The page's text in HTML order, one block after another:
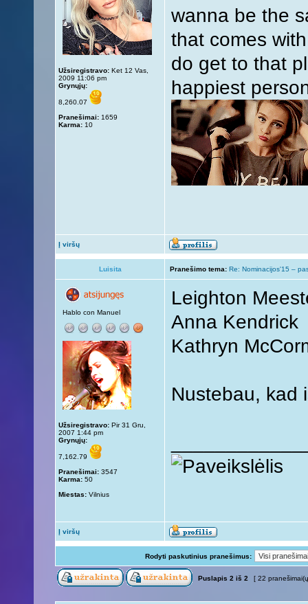
Užsiregistravo: Ket 12 Vas,
2009 11:06 pm
Grynųjų:
8,260.07
Pranešimai: 1659
Karma: 10
wanna be the
that comes
do get to that
happiest
Į viršų
Luisita Pranešimo tema: Re: Nominacijos'15 –
Hablo con Manuel
Užsiregistravo: Pir 31 Gru,
2007 1:44 pm
Grynųjų:
7,162.79
Pranešimai: 3547
Karma: 50
Miestas: Vilnius
Leighton
Anna Kendrick
Kathryn
Nustebau, kad
Į viršų
Rodyti paskutinius pranešimus:
Puslapis 2 iš 2 [ 22